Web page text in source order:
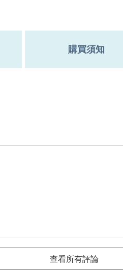
購買須知
查看所有評論